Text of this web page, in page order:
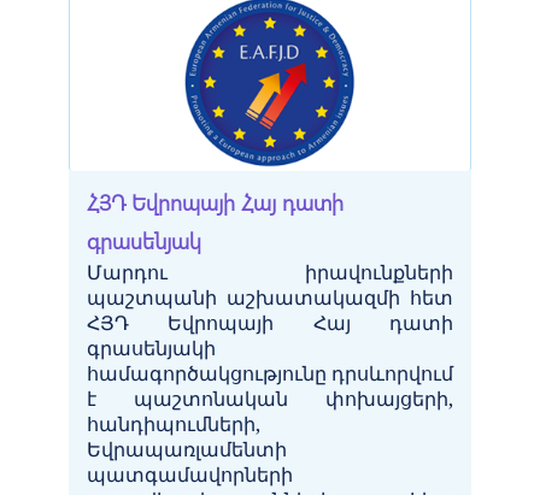
ՀՅԴ Եվրոպայի Հայ դատի
գրասենյակ
Մարդու
իրավունքների
պաշտպանի աշխատակազմի հետ
ՀՅԴ
Եվրոպայի Հայ
դատի
գրասենյակի
համագործակցությունը դրսևորվում
է
պաշտոնական փոխայցերի,
հանդիպումների,
Եվրապառլամենտի
պատգամավորների